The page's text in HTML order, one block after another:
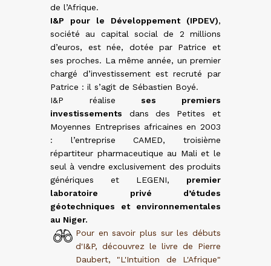
de l’Afrique.
I&P pour le Développement (IPDEV),
société au capital social de 2 millions
d’euros, est née, dotée par Patrice et
ses proches. La même année, un premier
chargé d’investissement est recruté par
Patrice : il s’agit de Sébastien Boyé.
I&P réalise ses premiers
investissements dans des Petites et
Moyennes Entreprises africaines en 2003
: l’entreprise CAMED, troisième
répartiteur pharmaceutique au Mali et le
seul à vendre exclusivement des produits
génériques et LEGENI, premier
laboratoire privé d’études
géotechniques et environnementales
au Niger.
Pour en savoir plus sur les débuts
d'I&P, découvrez le livre de Pierre
Daubert, "L'Intuition de L'Afrique"